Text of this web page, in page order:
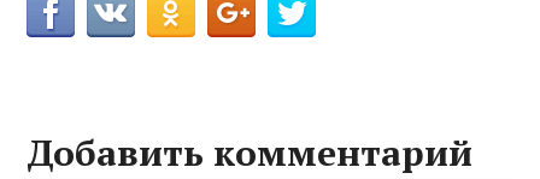
Добавить комментарий